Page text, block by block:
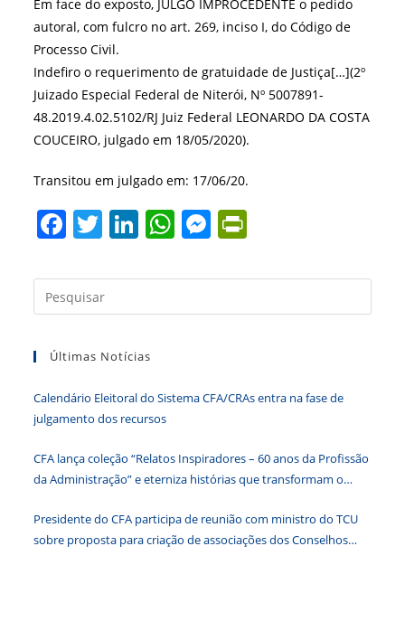
Em face do exposto, JULGO IMPROCEDENTE o pedido
autoral, com fulcro no art. 269, inciso I, do Código de
Processo Civil.
Indefiro o requerimento de gratuidade de Justiça[…](2º
Juizado Especial Federal de Niterói, Nº 5007891-
48.2019.4.02.5102/RJ Juiz Federal LEONARDO DA COSTA
COUCEIRO, julgado em 18/05/2020).
Transitou em julgado em: 17/06/20.
F
c
e
o
o
k
T
itt
er
Li
k
e
n
W
at
s
p
M
ss
e
er
tF
ri
dl
a
Últimas Notícias
Calendário Eleitoral do Sistema CFA/CRAs entra na fase de
julgamento dos recursos
CFA lança coleção “Relatos Inspiradores – 60 anos da Profissão
da Administração” e eterniza histórias que transformam o
Presidente do CFA participa de reunião com ministro do TCU
sobre proposta para criação de associações dos Conselhos